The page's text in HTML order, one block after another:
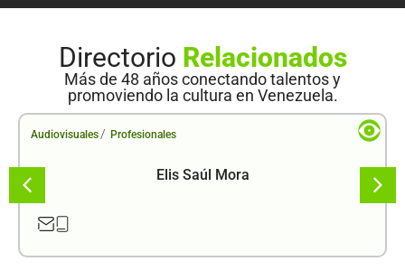
Directorio Relacionados
Más de 48 años conectando talentos y
promoviendo la cultura en Venezuela.
Audiovisuales / Profesionales
Elis Saúl Mora